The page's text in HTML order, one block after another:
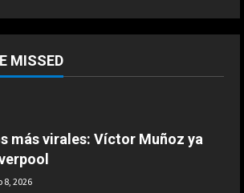
seleccionador de Bélgica, sobre
Courtois
DEPORTES
Los 7 segundos más virales: Víctor
Muñoz ya enamora en Liverpool
MISSED
más virales: Víctor Muñoz ya
8, 2026